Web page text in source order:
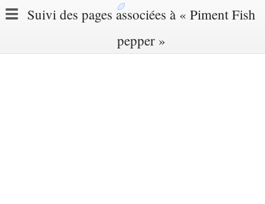
Suivi des pages associées à « Piment Fish
pepper »